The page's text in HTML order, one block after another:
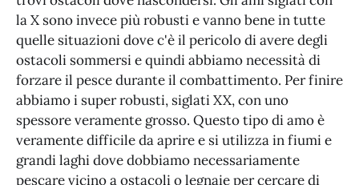
la X sono invece più robusti e vanno bene in tutte
quelle situazioni dove c'è il pericolo di avere degli
ostacoli sommersi e quindi abbiamo necessità di
forzare il pesce durante il combattimento. Per finire
abbiamo i super robusti, siglati XX, con uno
spessore veramente grosso. Questo tipo di amo è
veramente difficile da aprire e si utilizza in fiumi e
grandi laghi dove dobbiamo necessariamente
pescare vicino a ostacoli o legnaie per cercare di